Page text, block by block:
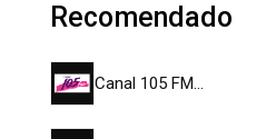
Recomendado
Canal 105 FM…